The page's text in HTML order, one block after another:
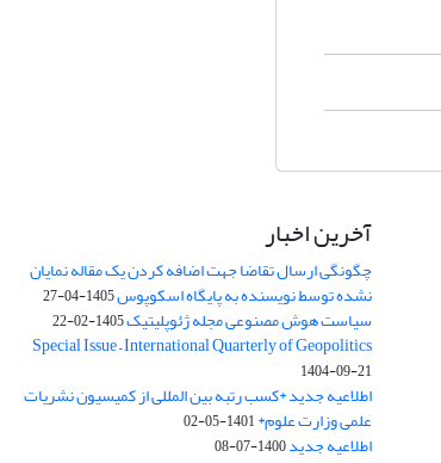
آخرین اخبار
چگونگی ارسال تقاضا جهت اضافه کردن یک مقاله نمایان
نشده توسط نویسنده به پایگاه اسکوپوس1405-04-27
سیاست هوش مصنوعی مجله ژئوپلیتیک1405-02-22
Special Issue – International Quarterly of Geopolitics
1404-09-21
اطلاعیه جدید *کسب رتبه بین المللی از کمیسیون نشریات
علمی وزارت علوم*1401-05-02
اطلاعیه جدید1400-07-08